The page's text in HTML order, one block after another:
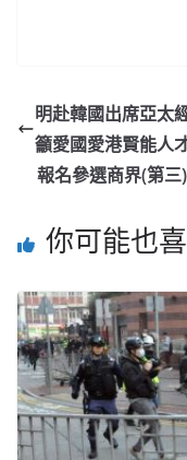
明赴韓國出席亞太
籲愛國愛港賢能人
報名參選商界(第
你可能也